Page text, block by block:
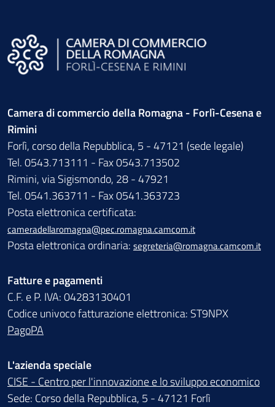
Camera di commercio della Romagna - Forlì-Cesena e
Rimini
Forlì, corso della Repubblica, 5 - 47121 (sede legale)
Tel. 0543.713111 - Fax 0543.713502
Rimini, via Sigismondo, 28 - 47921
Tel. 0541.363711 - Fax 0541.363723
Posta elettronica certificata:
cameradellaromagna@pec.romagna.camcom.it
Posta elettronica ordinaria: segreteria@romagna.camcom.it
Fatture e pagamenti
C.F. e P. IVA: 04283130401
Codice univoco fatturazione elettronica: ST9NPX
PagoPA
L'azienda speciale
CISE - Centro per l'innovazione e lo sviluppo economico
Sede: Corso della Repubblica, 5 - 47121 Forlì